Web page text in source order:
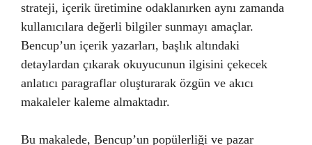
strateji, içerik üretimine odaklanırken aynı zamanda
kullanıcılara değerli bilgiler sunmayı amaçlar.
Bencup’un içerik yazarları, başlık altındaki
detaylardan çıkarak okuyucunun ilgisini çekecek
anlatıcı paragraflar oluşturarak özgün ve akıcı
makaleler kaleme almaktadır.
Bu makalede, Bencup’un popülerliği ve pazar